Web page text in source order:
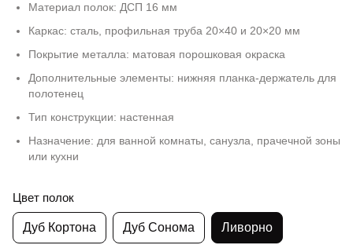
Материал полок: ДСП 16 мм
Каркас: сталь, профильная труба 20×40 и 20×20 мм
Покрытие металла: матовая порошковая окраска
Дополнительные элементы: нижняя планка-держатель для
полотенец
Тип конструкции: настенная
Назначение: для ванной комнаты, санузла, прачечной зоны
или кухни
Цвет полок
Дуб Кортона Дуб Сонома Ливорно